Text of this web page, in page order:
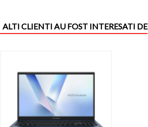
ALTI CLIENTI AU FOST INTERESATI DE